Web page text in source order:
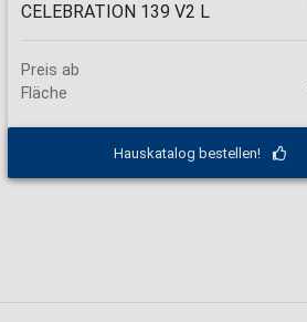
CELEBRATION 139 V2 L
Preis ab
Fläche
Hauskatalog bestellen!